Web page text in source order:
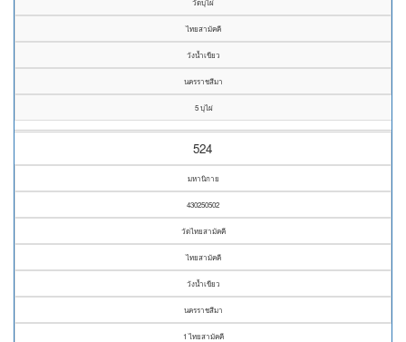
วัดบุไผ่
ไทยสามัคคี
วังน้ำเขียว
นครราชสีมา
5 บุไผ่
524
มหานิกาย
430250502
วัดไทยสามัคคี
ไทยสามัคคี
วังน้ำเขียว
นครราชสีมา
1 ไทยสามัคคี